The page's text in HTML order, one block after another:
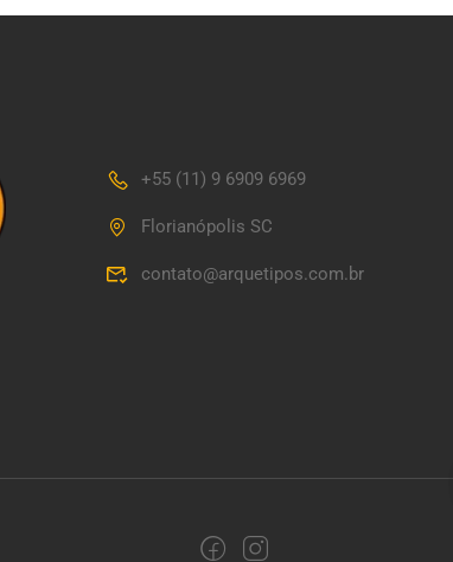
+55 (11) 9 6909 6969
Florianópolis SC
contato@arquetipos.com.br